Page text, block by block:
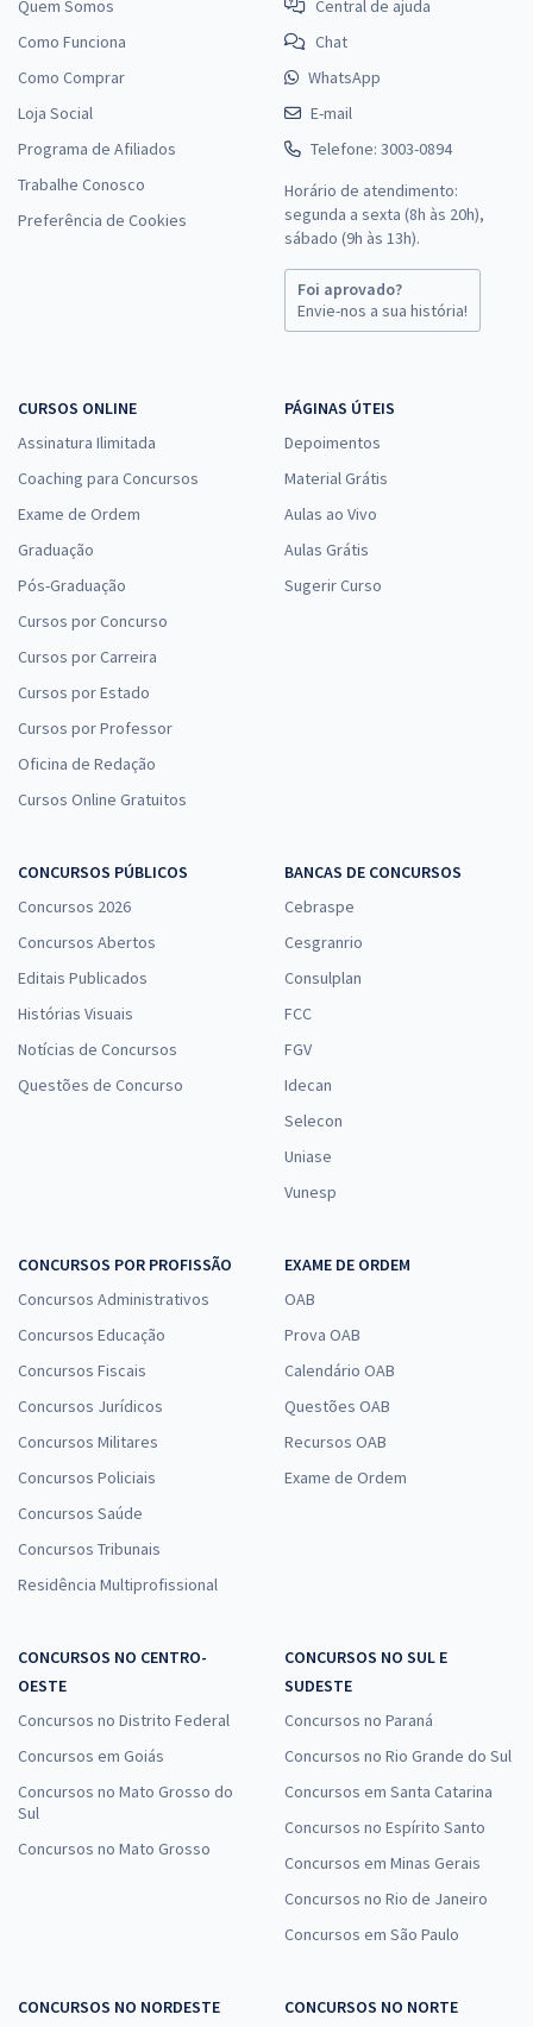
Quem Somos
Como Funciona
Como Comprar
Loja Social
Programa de Afiliados
Trabalhe Conosco
Preferência de Cookies
Central de ajuda
Chat
WhatsApp
E-mail
Telefone: 3003-0894
Horário de atendimento:
segunda a sexta (8h às 20h),
sábado (9h às 13h).
Foi aprovado?
Envie-nos a sua história!
CURSOS ONLINE
Assinatura Ilimitada
Coaching para Concursos
Exame de Ordem
Graduação
Pós-Graduação
Cursos por Concurso
Cursos por Carreira
Cursos por Estado
Cursos por Professor
Oficina de Redação
Cursos Online Gratuitos
PÁGINAS ÚTEIS
Depoimentos
Material Grátis
Aulas ao Vivo
Aulas Grátis
Sugerir Curso
CONCURSOS PÚBLICOS
Concursos 2026
Concursos Abertos
Editais Publicados
Histórias Visuais
Notícias de Concursos
Questões de Concurso
BANCAS DE CONCURSOS
Cebraspe
Cesgranrio
Consulplan
FCC
FGV
Idecan
Selecon
Uniase
Vunesp
CONCURSOS POR PROFISSÃO
Concursos Administrativos
Concursos Educação
Concursos Fiscais
Concursos Jurídicos
Concursos Militares
Concursos Policiais
Concursos Saúde
Concursos Tribunais
Residência Multiprofissional
EXAME DE ORDEM
OAB
Prova OAB
Calendário OAB
Questões OAB
Recursos OAB
Exame de Ordem
CONCURSOS NO CENTRO-
OESTE
Concursos no Distrito Federal
Concursos em Goiás
Concursos no Mato Grosso do
Sul
Concursos no Mato Grosso
CONCURSOS NO SUL E
SUDESTE
Concursos no Paraná
Concursos no Rio Grande do Sul
Concursos em Santa Catarina
Concursos no Espírito Santo
Concursos em Minas Gerais
Concursos no Rio de Janeiro
Concursos em São Paulo
CONCURSOS NO NORDESTE
CONCURSOS NO NORTE